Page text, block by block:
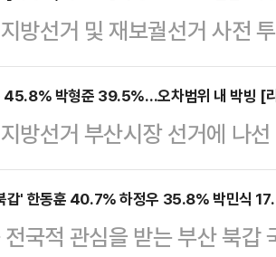
세에 대해 "민주당이 상당
대한민국 선거는 고질적인 진
이 말했다.'민주당 입장에서
의 질의에는 "장애물은 장애
비리로 …
방선거 및 재보궐선거 사전
표는 박근혜 전 대통령의 국
용이 있을 것"이라고 말했
의 겸손은 힘들다 뉴스공장'
이 저렇게 선거 운동을 해서
이 일어날 수 있는 것 아니냐
청에 이어 부산·울산·경남
45.8% 박형준 39.5%…오차범위 내 박빙 [
방선거 부산시장 선거에 나
후보가 오차범위 내 접전을
의뢰로 지난 24~26일 무선
부산시장 후보 중 누구에게
갑' 한동훈 40.7% 하정우 35.8% 박민식
국적 관심을 받는 부산 북갑